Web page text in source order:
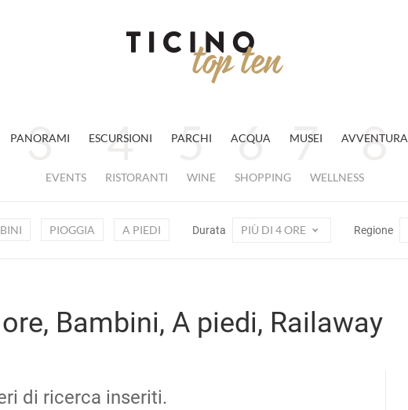
PANORAMI ESCURSIONI PARCHI ACQUA MUSEI AVVENTURA
EVENTS RISTORANTI WINE SHOPPING WELLNESS
PIOGGIA A PIEDI Durata PIÙ DI 4 ORE Regione
Bambini, A piedi, Railaway
di ricerca inseriti.